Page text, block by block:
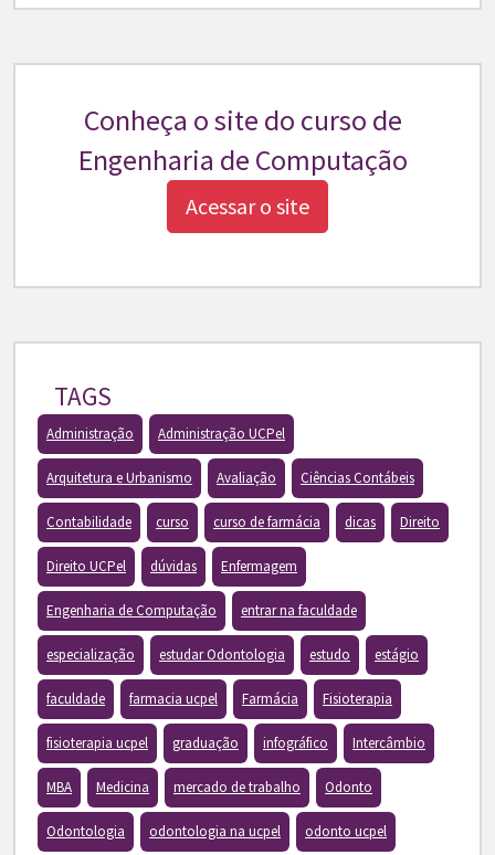
Conheça o site do curso de
Engenharia de Computação
Acessar o site
TAGS
Administração Administração UCPel
Arquitetura e Urbanismo Avaliação Ciências Contábeis
Contabilidade curso curso de farmácia dicas Direito
Direito UCPel dúvidas Enfermagem
Engenharia de Computação entrar na faculdade
especialização estudar Odontologia estudo estágio
faculdade farmacia ucpel Farmácia Fisioterapia
fisioterapia ucpel graduação infográfico Intercâmbio
MBA Medicina mercado de trabalho Odonto
Odontologia odontologia na ucpel odonto ucpel